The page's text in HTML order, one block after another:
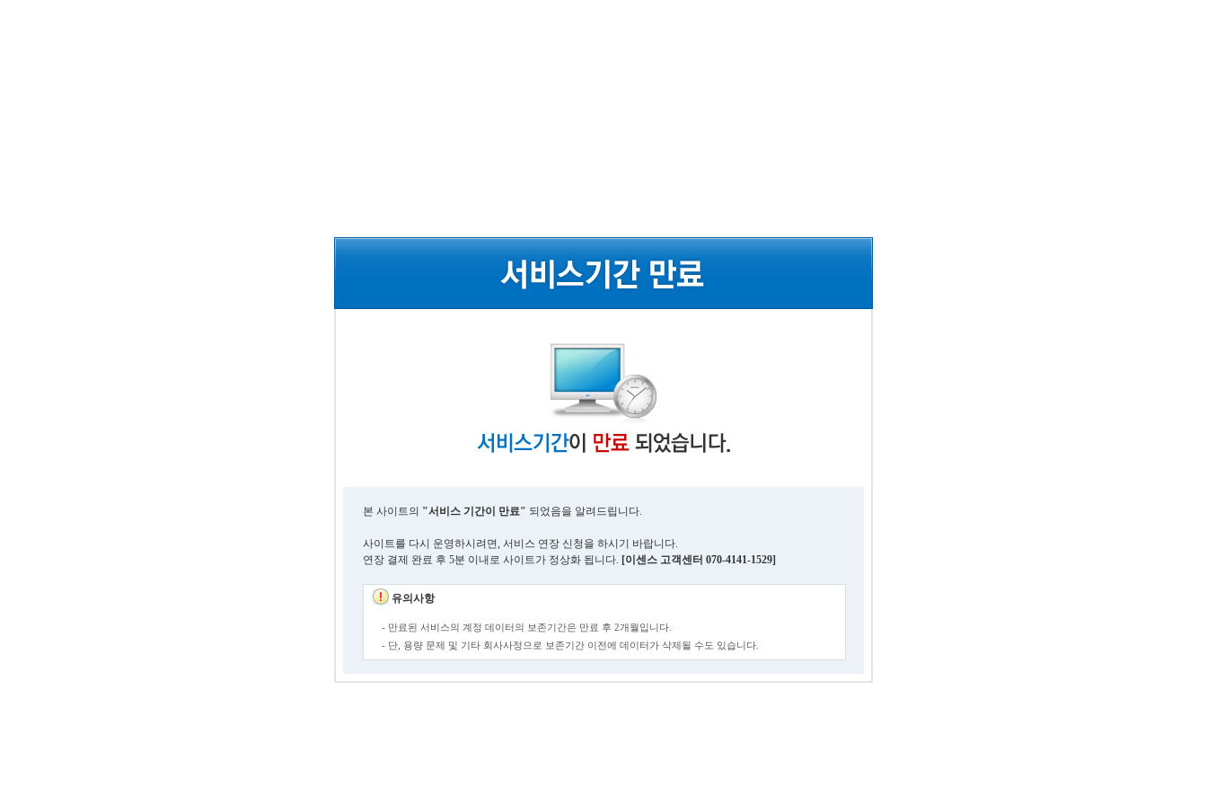
본 사이트의 "서비스 기간이 만료" 되었음을 알려드립니다.
사이트를 다시 운영하시려면, 서비스 연장 신청을 하시기 바랍니다.
연장 결제 완료 후 5분 이내로 사이트가 정상화 됩니다. [이센스 고객센터 070-4141-1529]
유의사항
- 만료된 서비스의 계정 데이터의 보존기간은 만료 후 2개월입니다.
- 단, 용량 문제 및 기타 회사사정으로 보존기간 이전에 데이터가 삭제될 수도 있습니다.